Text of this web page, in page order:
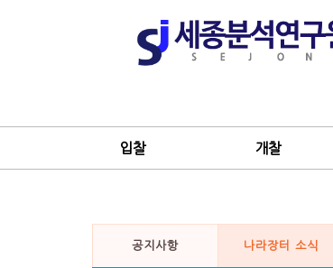
입찰 개찰
공지사항 나라장터 소식